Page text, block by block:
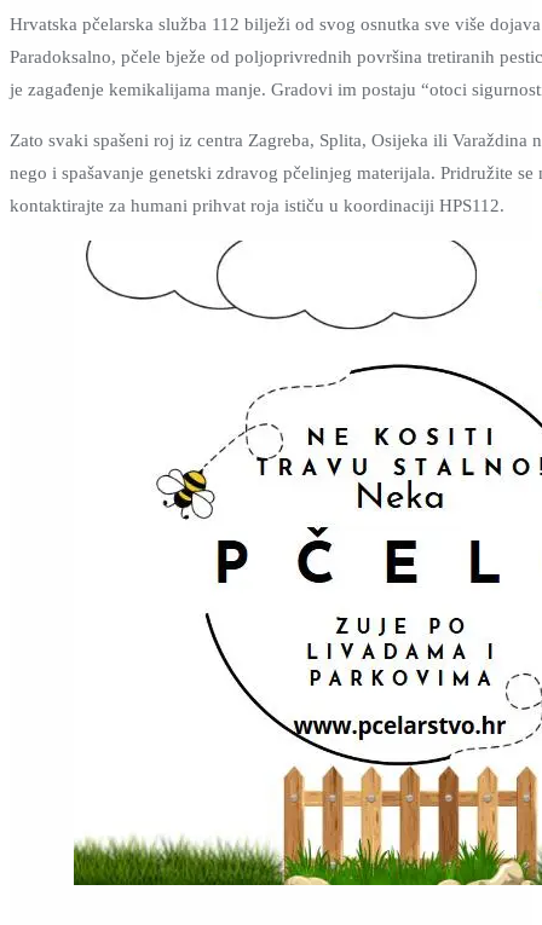
Hrvatska pčelarska služba 112 bilježi od svog osnutka sve više
Paradoksalno, pčele bježe od poljoprivrednih površina tretiranih
je zagađenje kemikalijama manje. Gradovi im postaju “otoci
Zato svaki spašeni roj iz centra Zagreba, Splita, Osijeka ili Varaždina
nego i spašavanje genetski zdravog pčelinjeg materijala. Pridružite
kontaktirajte za humani prihvat roja ističu u koordinaciji HPS112.